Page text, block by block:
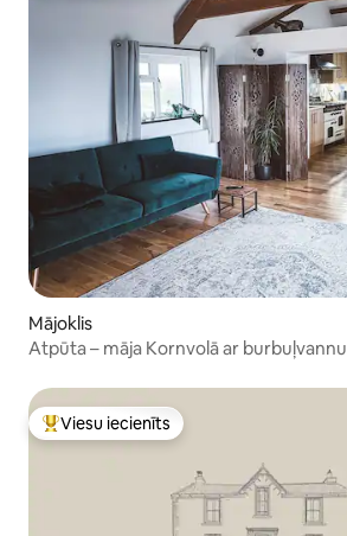
Mājoklis
Atpūta – māja Kornvolā ar burbuļvannu
Populārs viesu iecienīts mājoklis
Viesu iecienīts